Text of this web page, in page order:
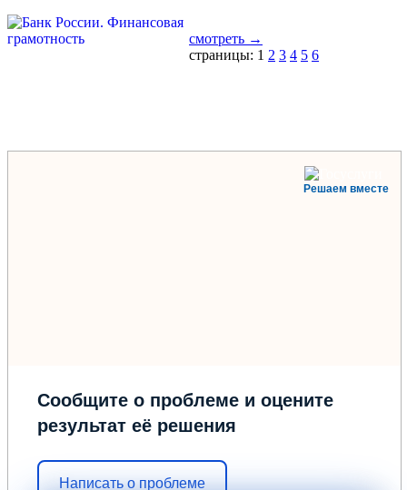
смотреть →
страницы: 1 2 3 4 5 6
Решаем вместе
Сообщите о проблеме и оцените
результат её решения
Написать о проблеме